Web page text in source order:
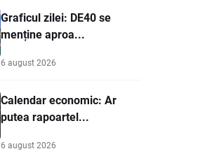
Graficul zilei: DE40 se
menține aproa...
6 august 2026
Calendar economic: Ar
putea rapoartel...
6 august 2026